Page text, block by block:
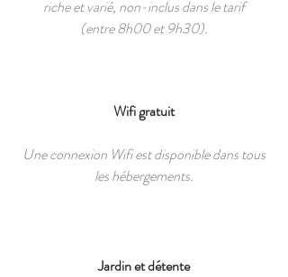
riche et varié, non-inclus dans le tarif
(entre 8h00 et 9h30).
Wifi gratuit
Une connexion Wifi est disponible dans tous
les hébergements.
Jardin et détente